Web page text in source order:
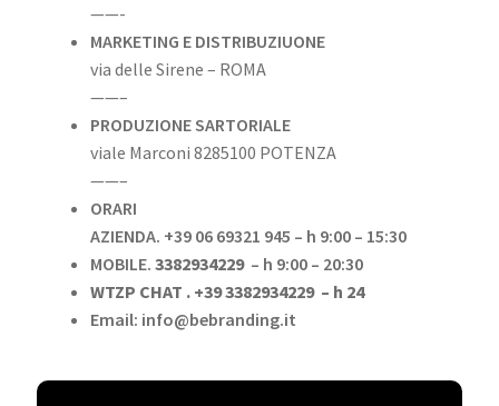
——-
MARKETING E DISTRIBUZIUONE
via delle Sirene – ROMA
——–
PRODUZIONE SARTORIALE
viale Marconi 8285100 POTENZA
——–
ORARI
AZIENDA. +39 06 69321 945 – h 9:00 – 15:30
MOBILE. 3382934229 – h 9:00 – 20:30
WTZP CHAT . +39 3382934229 – h 24
Email: info@bebranding.it